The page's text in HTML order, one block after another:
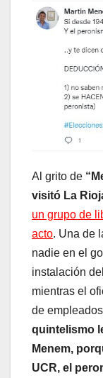
Al grito de
visitó La
un grupo de
acto. Una de
nadie en el
instalación
mientras el
de
quintelismo
Menem,
UCR, el